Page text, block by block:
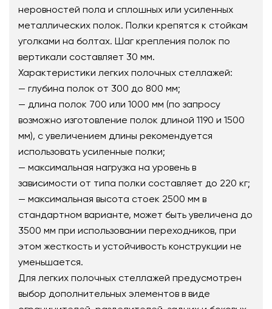
неровностей пола и сплошных или усиленных
металлических полок. Полки крепятся к стойкам
уголками на болтах. Шаг крепления полок по
вертикали составляет 30 мм.
Характеристики легких полочных стеллажей:
— глубина полок от 300 до 800 мм;
— длина полок 700 или 1000 мм (по запросу
возможно изготовление полок длиной 1190 и 1500
мм), с увеличением длины рекомендуется
использовать усиленные полки;
— максимальная нагрузка на уровень в
зависимости от типа полки составляет до 220 кг;
— максимальная высота стоек 2500 мм в
стандартном варианте, может быть увеличена до
3500 мм при использовании переходников, при
этом жесткость и устойчивость конструкции не
уменьшается.
Для легких полочных стеллажей предусмотрен
выбор дополнительных элементов в виде